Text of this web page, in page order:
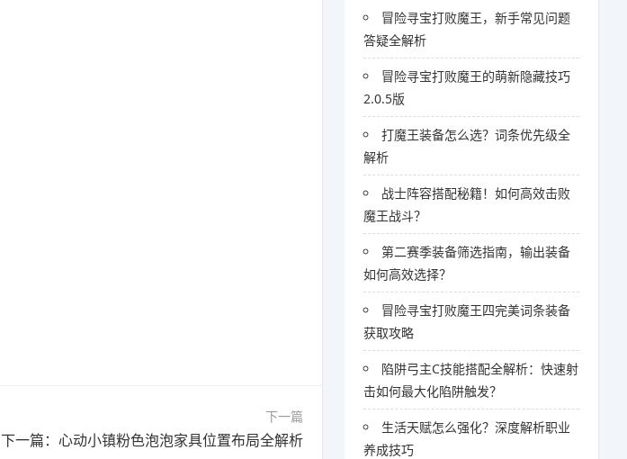
下一篇
下一篇：心动小镇粉色泡泡家具位置布局全解析
冒险寻宝打败魔王，新手常见问题
答疑全解析
冒险寻宝打败魔王的萌新隐藏技巧
2.0.5版
打魔王装备怎么选？词条优先级全
解析
战士阵容搭配秘籍！如何高效击败
魔王战斗？
第二赛季装备筛选指南，输出装备
如何高效选择？
冒险寻宝打败魔王四完美词条装备
获取攻略
陷阱弓主C技能搭配全解析：快速射
击如何最大化陷阱触发？
生活天赋怎么强化？深度解析职业
养成技巧